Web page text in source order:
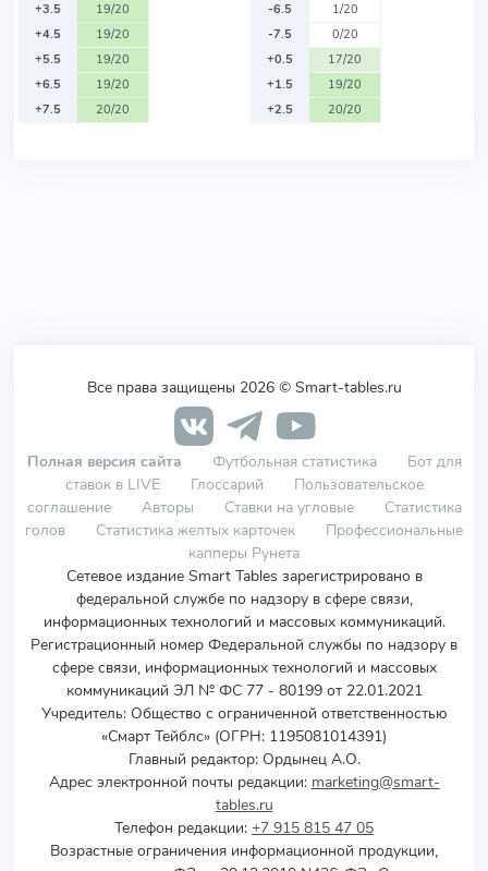
+3.5
19/20
+4.5
19/20
+5.5
19/20
+6.5
19/20
+7.5
20/20
-6.5
1/20
-7.5
0/20
+0.5
17/20
+1.5
19/20
+2.5
20/20
Все права защищены 2026 © Smart-tables.ru
Полная версия сайта Футбольная статистика
Бот для
ставок в LIVE
Глоссарий
Пользовательское
соглашение
Авторы Ставки на угловые
Статистика
голов
Статистика желтых карточек
Профессиональные
капперы Рунета
Сетевое издание Smart Tables зарегистрировано в
федеральной службе по надзору в сфере связи,
информационных технологий и массовых коммуникаций.
Регистрационный номер Федеральной службы по надзору в
сфере связи, информационных технологий и массовых
коммуникаций ЭЛ № ФС 77 - 80199 от 22.01.2021
Учредитель: Общество с ограниченной ответственностью
«Смарт Тейблс» (ОГРН: 1195081014391)
Главный редактор: Ордынец А.О.
Адрес электронной почты редакции: marketing@smart-
tables.ru
Телефон редакции: +7 915 815 47 05
Возрастные ограничения информационной продукции,